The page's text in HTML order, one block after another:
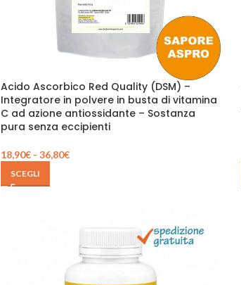
Acido Ascorbico Red Quality (DSM) –
Integratore in polvere in busta di vitamina
C ad azione antiossidante – Sostanza
pura senza eccipienti
18,90€ - 36,80€
SCEGLI